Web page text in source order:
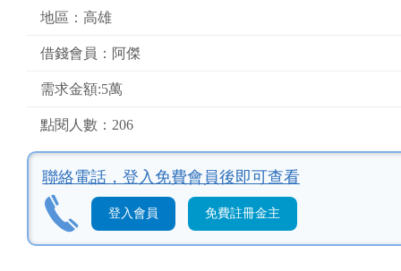
地區：高雄
借錢會員：阿傑
需求金額:5萬
點閱人數：206
聯絡電話， 登入免費會員後即可查看
登入會員 免費註冊金主